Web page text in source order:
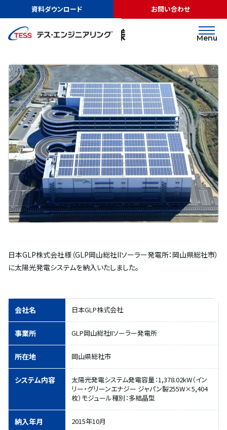
資料ダウンロード お問い合わせ
Menu
実績紹介 日本GLP株式会社様
太陽光発電 屋根
日本GLP株式会社様
日本GLP株式会社様（GLP岡山総社IIソーラー発電所：岡山県総社市）
に太陽光発電システムを納入いたしました。
会社名 日本GLP株式会社
事業所 GLP岡山総社IIソーラー発電所
所在地 岡山県総社市
システム内容
太陽光発電システム発電容量：1,378.02kW（イン
リー・グリーンエナジー ジャパン製255W×5,404
枚）モジュール種別：多結晶型
納入年月 2015年10月